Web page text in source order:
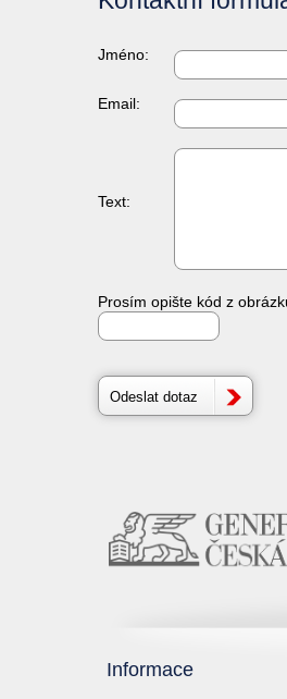
Jméno:
Email:
Text:
Prosím opište kód z
Informace